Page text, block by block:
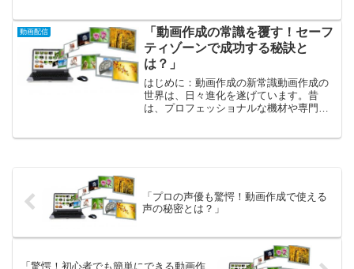
瞬間を生き生きと捉える最高の手段で
す。写真では切り取れない...
動画配信
「動画作成の常識を覆す！セーフ
ティゾーンで成功する秘訣と
は？」
はじめに：動画作成の新常識動画作成の
世界は、日々進化を遂げています。昔
は、プロフェッショナルな機材や専門的
「プロの声優も驚愕！動画作成で使える
声の秘密とは？」
「驚愕！初心者でも簡単にできる動画作